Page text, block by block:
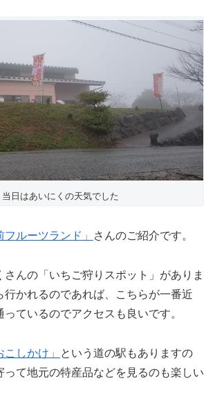
当日はあいにくの天気でした
フルーツランド」 さんのご紹介です。
さんの「いちご狩りスポット」がありま
行かれるのであれば、こちらが一番近
っているのでアクセスも良いです。
こしかけ」
という道の駅もありますの
って地元の特産品などを見るのも楽しい